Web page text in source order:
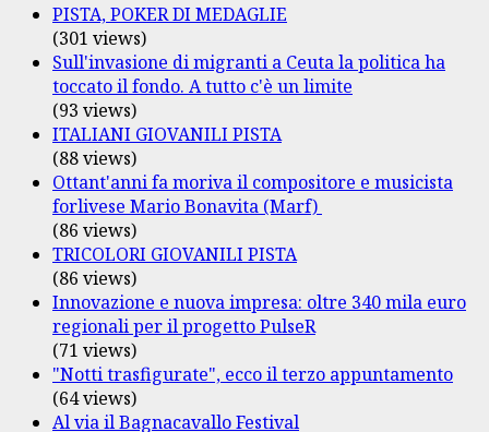
PISTA, POKER DI MEDAGLIE
(301 views)
Sull'invasione di migranti a Ceuta la politica ha
toccato il fondo. A tutto c'è un limite
(93 views)
ITALIANI GIOVANILI PISTA
(88 views)
Ottant'anni fa moriva il compositore e musicista
forlivese Mario Bonavita (Marf)
(86 views)
TRICOLORI GIOVANILI PISTA
(86 views)
Innovazione e nuova impresa: oltre 340 mila euro
regionali per il progetto PulseR
(71 views)
"Notti trasfigurate", ecco il terzo appuntamento
(64 views)
Al via il Bagnacavallo Festival